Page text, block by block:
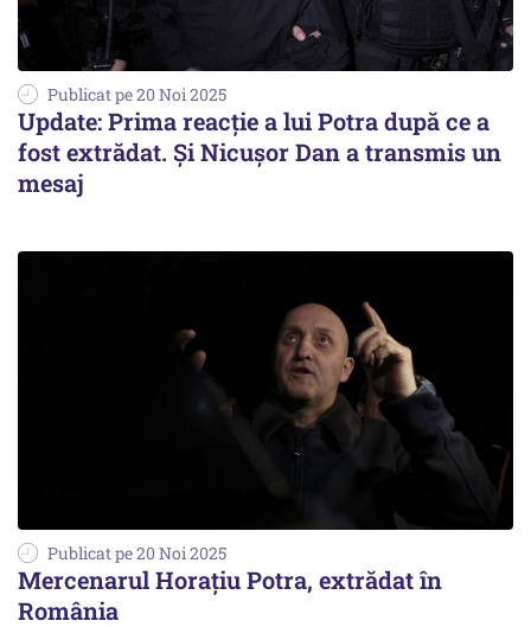
Publicat pe 20 Noi 2025
Update: Prima reacție a lui Potra după ce a
fost extrădat. Și Nicușor Dan a transmis un
mesaj
Publicat pe 20 Noi 2025
Mercenarul Horațiu Potra, extrădat în
România